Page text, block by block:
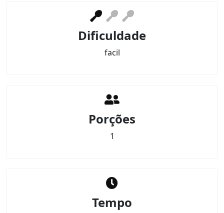
Dificuldade
facil
Porções
1
Tempo